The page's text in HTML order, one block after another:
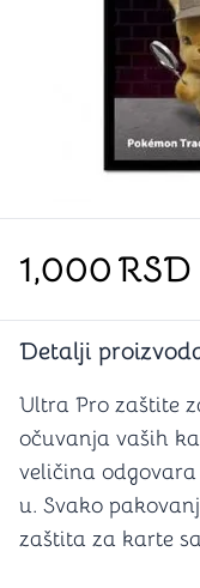
1,000RSD
Detalji
Ultra Pro zaštite
očuvanja vaših
veličina odgovara
u. Svako
zaštita za karte